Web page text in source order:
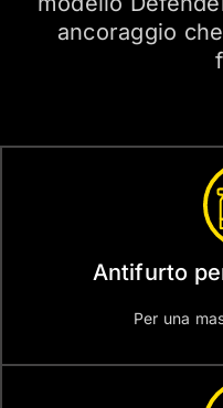
ancoraggio
Antifurto
Per una